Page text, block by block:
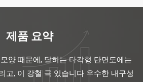
제품 요약
양 때문에, 닫히는 다각형 단면도에는
고, 이 강철 극 있습니다 우수한 내구성